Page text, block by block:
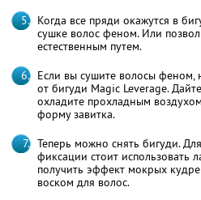
Когда все пряди окажутся в
сушке волос феном. Или
естественным путем.
Если вы сушите волосы феном,
от бигуди Magic Leverage.
охладите прохладным
форму завитка.
Теперь можно снять бигуди.
фиксации стоит использовать
получить эффект мокрых
воском для волос.